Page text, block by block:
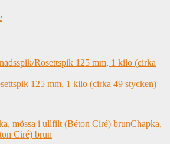
125 mm, 1 kilo (cirka 49 stycken)
Chapka,
Ciré) brun